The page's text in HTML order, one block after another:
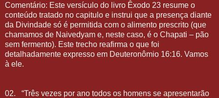
Comentário: Este versículo do livro Êxodo 23 resume o
conteúdo tratado no capitulo e instrui que a presença diante
da Divindade só é permitida com o alimento prescrito (que
chamamos de Naivedyam e, neste caso, é o Chapati – pão
sem fermento). Este trecho reafirma o que foi
detalhadamente expresso em Deuteronômio 16:16. Vamos
à ele.
02.
“Três vezes por ano todos os homens se apresentarão